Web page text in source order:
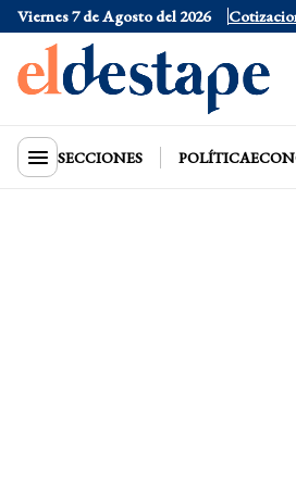
Viernes 7 de Agosto del 2026
Dólar Oficial $1520
SECCIONES POLÍTICA